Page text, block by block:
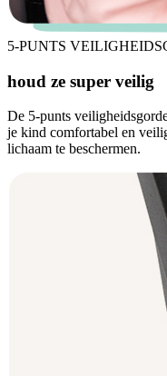
5-PUNTS
houd ze super veilig
De 5-punts
je kind comfortabel en
lichaam te beschermen.